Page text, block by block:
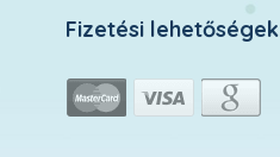
Fizetési lehetőségek